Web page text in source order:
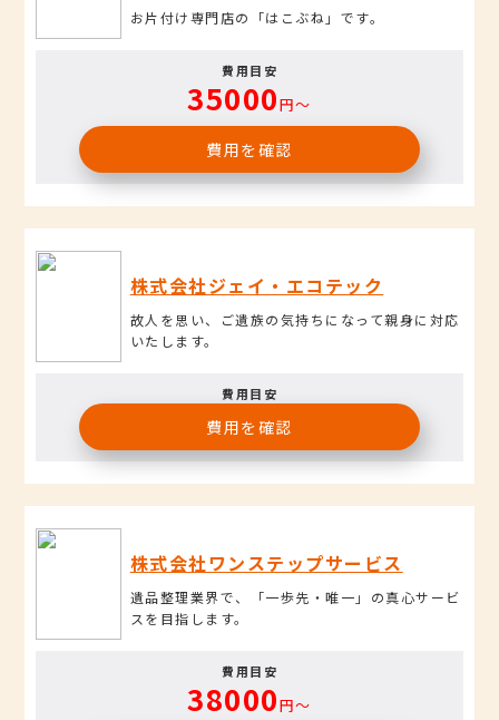
お片付け専門店の「はこぶね」です。
費用目安
35000円〜
費用を確認
株式会社ジェイ・エコテック
故人を思い、ご遺族の気持ちになって親身に対応
いたします。
費用目安
費用を確認
株式会社ワンステップサービス
遺品整理業界で、「一歩先・唯一」の真心サービ
スを目指します。
費用目安
38000円〜